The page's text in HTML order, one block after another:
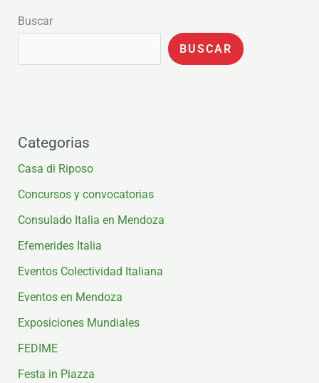
Buscar
BUSCAR
Categorias
Casa di Riposo
Concursos y convocatorias
Consulado Italia en Mendoza
Efemerides Italia
Eventos Colectividad Italiana
Eventos en Mendoza
Exposiciones Mundiales
FEDIME
Festa in Piazza